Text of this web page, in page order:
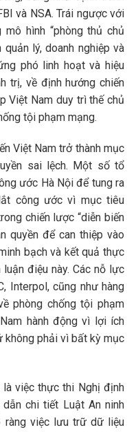
và NSA. Trái ngược với
hình “phòng thủ chủ
lý, doanh nghiệp và
phó linh hoạt và hiệu
trị, về định hướng chiến
Việt Nam duy trì thế chủ
tội phạm mạng.
Việt Nam trở thành mục
sai lệch. Một số tổ
ước Hà Nội để tung ra
công ước vì mục tiêu
chiến lược “diễn biến
quyền để can thiệp vào
bạch và kết quả thực
điệu này. Các nỗ lực
Interpol, cũng như hàng
phòng chống tội phạm
hành động vì lợi ích
không phải vì bất kỳ mục
là việc thực thi Nghị định
chi tiết Luật An ninh
ràng việc lưu trữ dữ liệu